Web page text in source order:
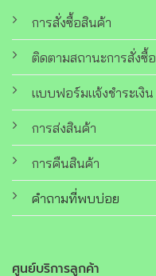
การสั่งซื้อสินค้า
ติดตามสถานะการสั่งซื้อ
แบบฟอร์มแจ้งชำระเงิน
การส่งสินค้า
การคืนสินค้า
คำถามที่พบบ่อย
ศูนย์บริการลูกค้า